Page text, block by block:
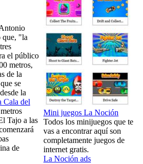
Mini juegos La Noción
Todos los minijuegos que te
vas a encontrar aquí son
completamente juegos de
internet gratis.
La Noción ads
que, "la
el público
metros,
de la
se
la
Cala del
Tajo a las
de